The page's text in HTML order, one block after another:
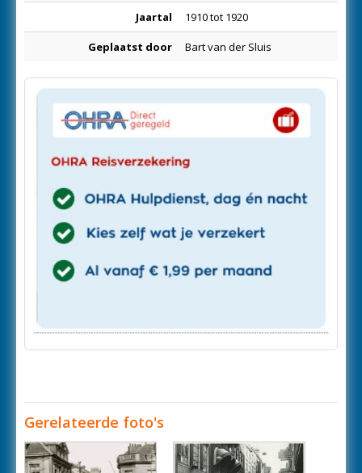
Jaartal 1910 tot 1920
Geplaatst door Bart van der Sluis
Gerelateerde foto's